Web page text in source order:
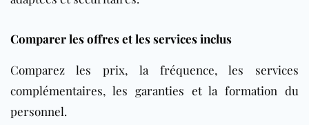
Comparer les offres et les services inclus
Comparez les prix, la fréquence, les services
complémentaires, les garanties et la formation du
personnel.